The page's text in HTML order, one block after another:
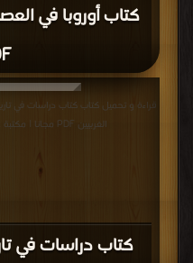
كتاب دراسات في
الغربيين PDF مجانا | مكتبة >